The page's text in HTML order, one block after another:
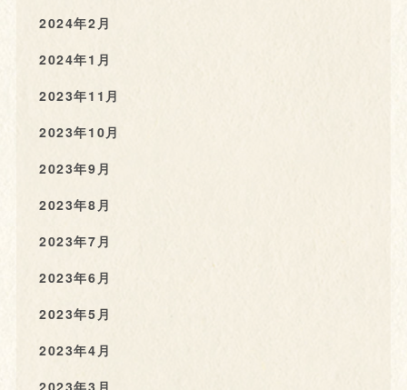
2024年2月
2024年1月
2023年11月
2023年10月
2023年9月
2023年8月
2023年7月
2023年6月
2023年5月
2023年4月